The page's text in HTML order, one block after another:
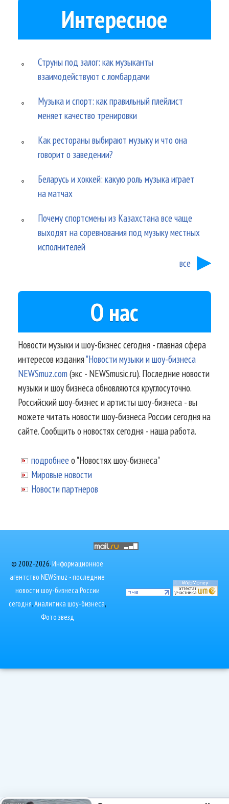
Интересное
Струны под залог: как музыканты
взаимодействуют с ломбардами
Музыка и спорт: как правильный плейлист
меняет качество тренировки
Как рестораны выбирают музыку и что она
говорит о заведении?
Беларусь и хоккей: какую роль музыка играет
на матчах
Почему спортсмены из Казахстана все чаще
выходят на соревнования под музыку местных
исполнителей
все
О нас
Новости музыки и шоу-бизнес сегодня - главная сфера
интересов издания"Новости музыки и шоу-бизнеса
NEWSmuz.com(экс - NEWSmusic.ru). Последние новости
музыки и шоу бизнеса обновляются круглосуточно.
Российский шоу-бизнес и артисты шоу-бизнеса - вы
можете читать новости шоу-бизнеса России сегодня на
сайте. Сообщить о новостях сегодня - наша работа.
подробнее о "Новостях шоу-бизнеса"
Мировые новости
Новости партнеров
© 2002-2026.Информационное
агентство NEWSmuz - последние
новости шоу-бизнеса России
сегодня.Аналитика шоу-бизнеса,
Фото звезд